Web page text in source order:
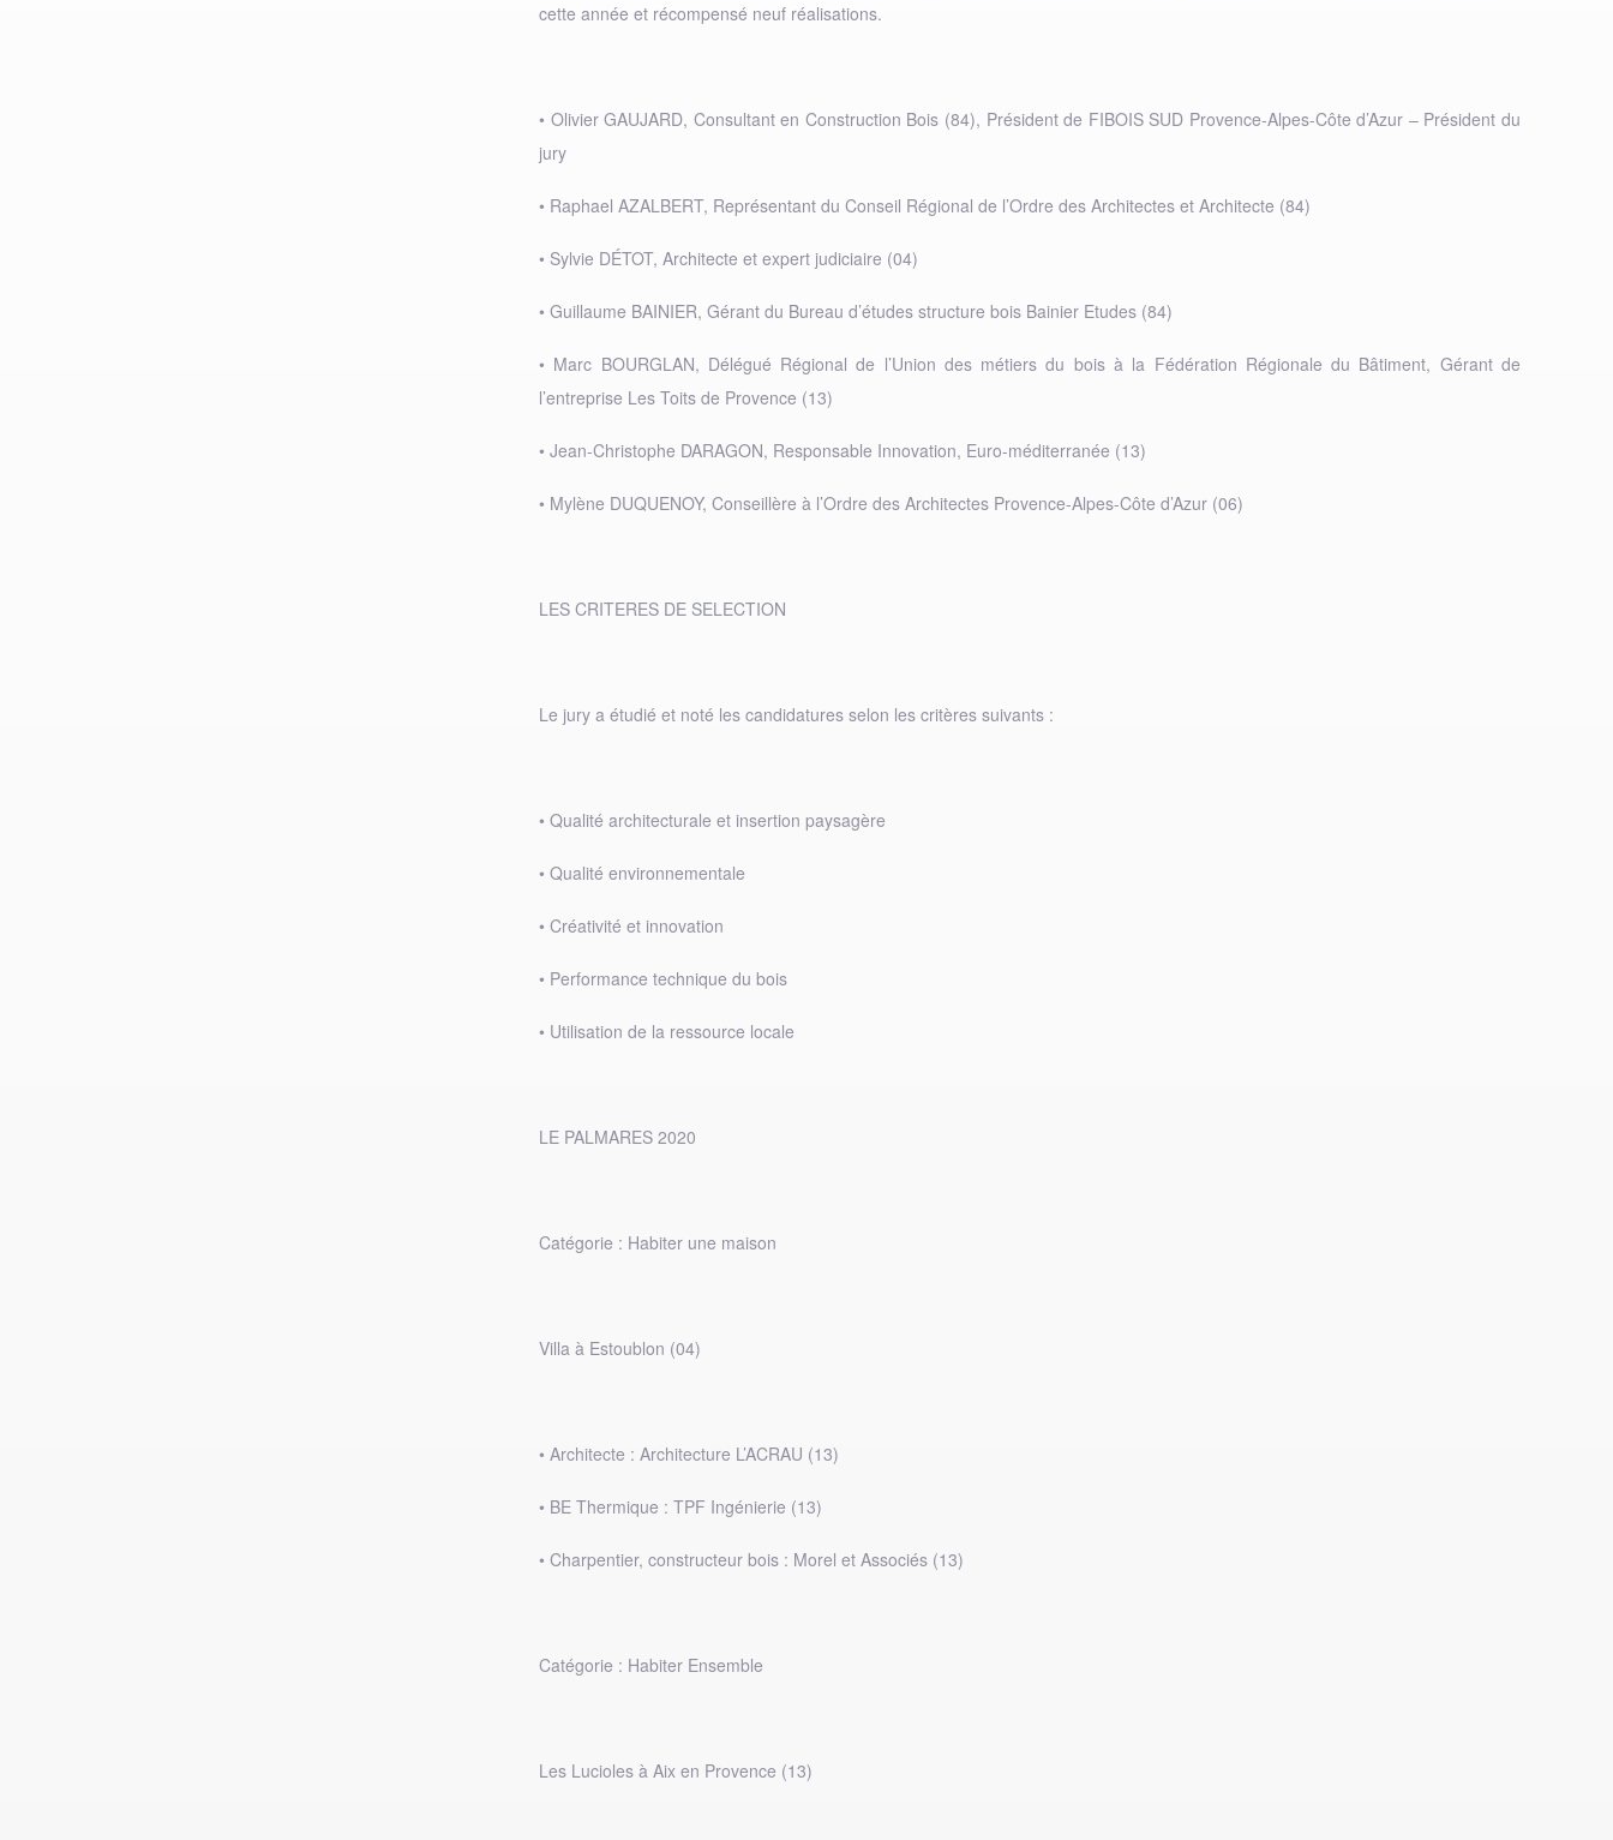
cette année et récompensé neuf réalisations.
• Olivier GAUJARD, Consultant en Construction Bois (84), Président de FIBOIS SUD Provence-Alpes-Côte d’Azur – Président du
jury
• Raphael AZALBERT, Représentant du Conseil Régional de l’Ordre des Architectes et Architecte (84)
• Sylvie DÉTOT, Architecte et expert judiciaire (04)
• Guillaume BAINIER, Gérant du Bureau d’études structure bois Bainier Etudes (84)
• Marc BOURGLAN, Délégué Régional de l’Union des métiers du bois à la Fédération Régionale du Bâtiment, Gérant de
l’entreprise Les Toits de Provence (13)
• Jean-Christophe DARAGON, Responsable Innovation, Euro-méditerranée (13)
• Mylène DUQUENOY, Conseillère à l’Ordre des Architectes Provence-Alpes-Côte d’Azur (06)
LES CRITERES DE SELECTION
Le jury a étudié et noté les candidatures selon les critères suivants :
• Qualité architecturale et insertion paysagère
• Qualité environnementale
• Créativité et innovation
• Performance technique du bois
• Utilisation de la ressource locale
LE PALMARES 2020
Catégorie : Habiter une maison
Villa à Estoublon (04)
• Architecte : Architecture L’ACRAU (13)
• BE Thermique : TPF Ingénierie (13)
• Charpentier, constructeur bois : Morel et Associés (13)
Catégorie : Habiter Ensemble
Les Lucioles à Aix en Provence (13)